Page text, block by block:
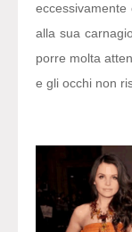
alla sua
porre molta
e gli occhi non